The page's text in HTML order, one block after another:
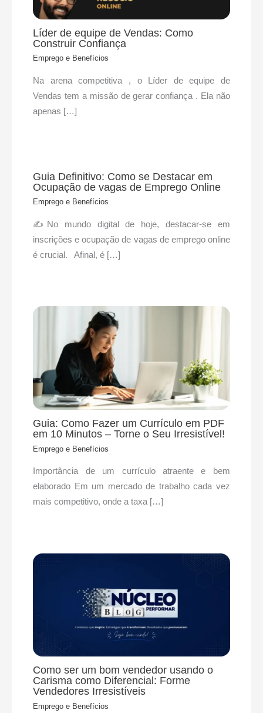
Líder de equipe de Vendas: Como
Construir Confiança
Emprego e Benefícios
Na arena competitiva , o Líder de equipe de
Vendas tem a missão de gerar confiança . Ela não
apenas […]
Guia Definitivo: Como se Destacar em
Ocupação de vagas de Emprego Online
Emprego e Benefícios
✍No mundo digital de hoje, destacar-se em
inscrições e ocupação de vagas de emprego online
é crucial. Afinal, é […]
Guia: Como Fazer um Currículo em PDF
em 10 Minutos – Torne o Seu Irresistível!
Emprego e Benefícios
​Importância de um currículo atraente e bem
elaborado Em um mercado de trabalho cada vez
mais competitivo, onde a taxa […]
Como ser um bom vendedor usando o
Carisma como Diferencial: Forme
Vendedores Irresistíveis
Emprego e Benefícios